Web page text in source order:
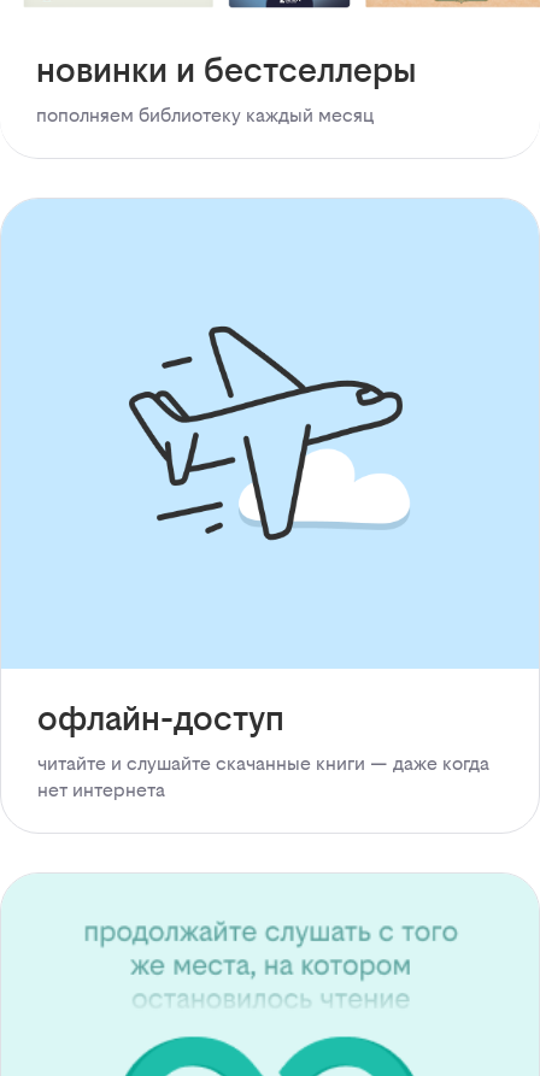
новинки и бестселлеры
пополняем библиотеку каждый месяц
офлайн-доступ
читайте и слушайте скачанные книги — даже когда
нет интернета